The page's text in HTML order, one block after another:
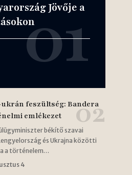
Jövője a
feszültség: Bandera
emlékezet
békítő szavai
és Ukrajna közötti
a történelem…
4